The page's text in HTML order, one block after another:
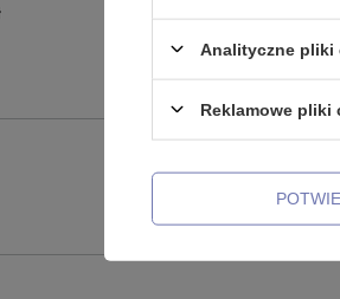
Zadaj pytanie a
Analityczne pliki
Reklamowe pliki